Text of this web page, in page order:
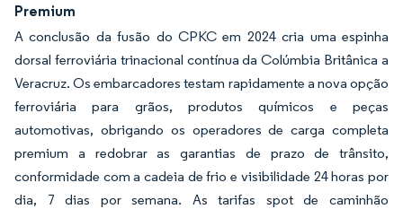
Premium
A conclusão da fusão do CPKC em 2024 cria uma espinha
dorsal ferroviária trinacional contínua da Colúmbia Britânica a
Veracruz. Os embarcadores testam rapidamente a nova opção
ferroviária para grãos, produtos químicos e peças
automotivas, obrigando os operadores de carga completa
premium a redobrar as garantias de prazo de trânsito,
conformidade com a cadeia de frio e visibilidade 24 horas por
dia, 7 dias por semana. As tarifas spot de caminhão